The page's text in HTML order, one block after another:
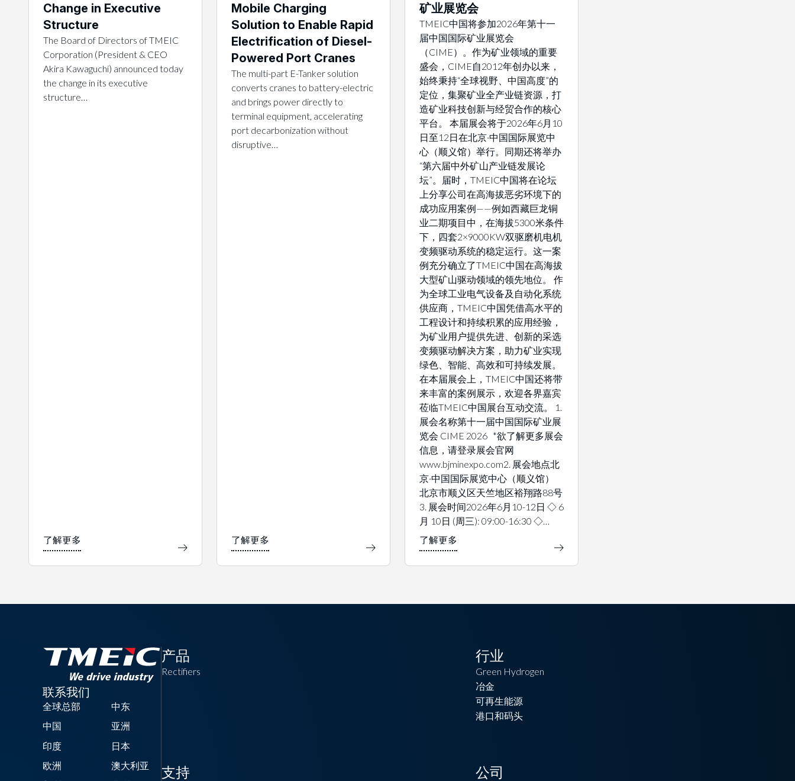
Change in Executive
Structure
The Board of Directors of TMEIC
Corporation (President & CEO
Akira Kawaguchi) announced today
the change in its executive
structure…
Mobile Charging
Solution to Enable Rapid
Electrification of Diesel-
Powered Port Cranes
The multi-part E-Tanker solution
converts cranes to battery-electric
and brings power directly to
terminal equipment, accelerating
port decarbonization without
disruptive…
矿业展览会
TMEIC中国将参加2026年第十一
届中国国际矿业展览会
（CIME）。作为矿业领域的重要
盛会，CIME自2012年创办以来，
始终秉持“全球视野、中国高度”的
定位，集聚矿业全产业链资源，打
造矿业科技创新与经贸合作的核心
平台。 本届展会将于2026年6月10
日至12日在北京·中国国际展览中
心（顺义馆）举行。同期还将举办
“第六届中外矿山产业链发展论
坛”。届时，TMEIC中国将在论坛
上分享公司在高海拔恶劣环境下的
成功应用案例——例如西藏巨龙铜
业二期项目中，在海拔5300米条件
下，四套2×9000KW双驱磨机电机
变频驱动系统的稳定运行。这一案
例充分确立了TMEIC中国在高海拔
大型矿山驱动领域的领先地位。 作
为全球工业电气设备及自动化系统
供应商，TMEIC中国凭借高水平的
工程设计和持续积累的应用经验，
为矿业用户提供先进、创新的采选
变频驱动解决方案，助力矿业实现
绿色、智能、高效和可持续发展。
在本届展会上，TMEIC中国还将带
来丰富的案例展示，欢迎各界嘉宾
莅临TMEIC中国展台互动交流。 1.
展会名称第十一届中国国际矿业展
览会 CIME 2026 *欲了解更多展会
信息，请登录展会官网
www.bjminexpo.com2. 展会地点北
京·中国国际展览中心（顺义馆）
北京市顺义区天竺地区裕翔路88号
3. 展会时间2026年6月10-12日 ◇ 6
月 10日 (周三): 09:00-16:30 ◇…
联系我们
全球总部
中东
中国
亚洲
印度
日本
欧洲
澳大利亚
产品
Rectifiers
行业
Green Hydrogen
冶金
可再生能源
港口和码头
支持 公司